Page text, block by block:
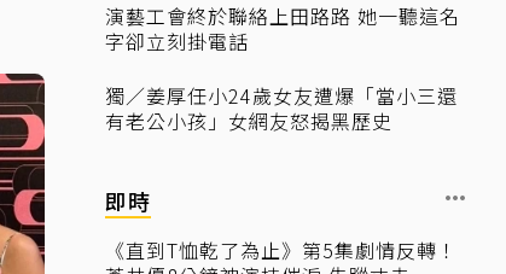
演藝工會終於聯絡上田路路 她一聽這名
字卻立刻掛電話
獨／姜厚任小24歲女友遭爆「當小三還
有老公小孩」女網友怒揭黑歷史
即時
《直到T恤乾了為止》第5集劇情反轉！